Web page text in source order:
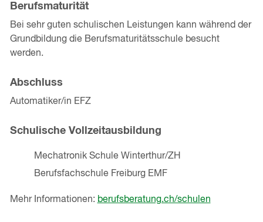
Berufsmaturität
Bei sehr guten schulischen Leistungen kann während der
Grundbildung die Berufsmaturitätsschule besucht
werden.
Abschluss
Automatiker/in EFZ
Schulische Vollzeitausbildung
Mechatronik Schule Winterthur/ZH
Berufsfachschule Freiburg EMF
Mehr Informationen: berufsberatung.ch/schulen